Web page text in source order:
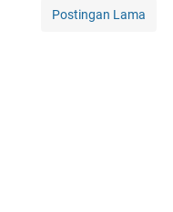
Postingan Lama